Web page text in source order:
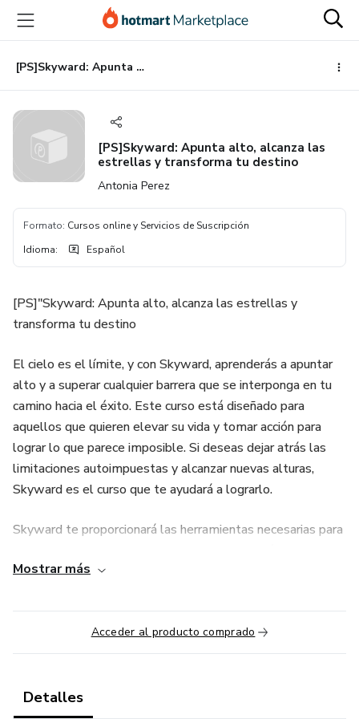
principal
página
de
página
[PS]Skyward: Apunta alto, alcanza las estrellas y transforma tu destino
[PS]Skyward: Apunta alto, alcanza las
estrellas y transforma tu destino
Antonia Perez
Formato: Cursos online y Servicios de Suscripción
Idioma: Español
[PS]"Skyward: Apunta alto, alcanza las estrellas y
transforma tu destino
El cielo es el límite, y con Skyward, aprenderás a apuntar
alto y a superar cualquier barrera que se interponga en tu
camino hacia el éxito. Este curso está diseñado para
aquellos que quieren elevar su vida y tomar acción para
lograr lo que parece imposible. Si deseas dejar atrás las
limitaciones autoimpuestas y alcanzar nuevas alturas,
Skyward es el curso que te ayudará a lograrlo.
Skyward te proporcionará las herramientas necesarias para
más allá de lo que creías posible. A lo largo de este
confianza y tomar decisiones audaces que te lleven a
donde realmente quieres estar. El curso se enfoca en crear
una visión inspiradora y ambiciosa para tu futuro, mientras
concretos y alcanzables.
Mostrar más
Acceder al producto comprado
Detalles